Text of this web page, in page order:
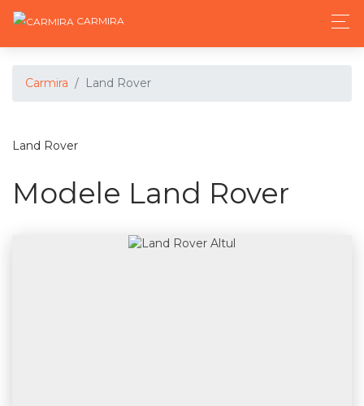
CARMIRA
Carmira Land Rover
Land Rover
Modele Land Rover